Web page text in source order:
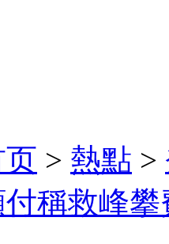
> 熱點 >
稱救峰攀